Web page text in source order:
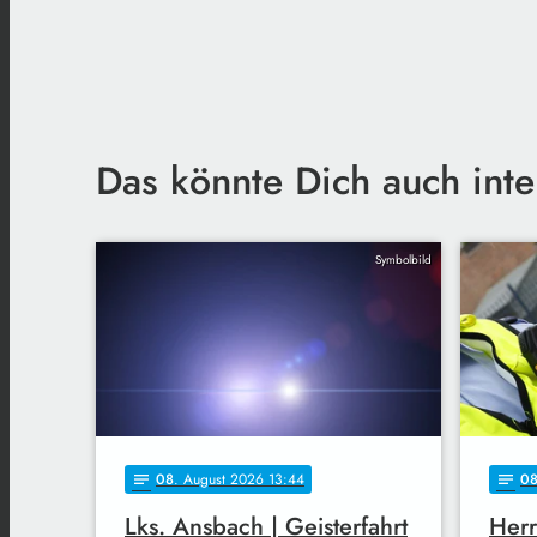
Das könnte Dich auch
Symbolbild
notes 08. August 2026 13:44
Lks. Ansbach | Geisterfahrt
notes 08